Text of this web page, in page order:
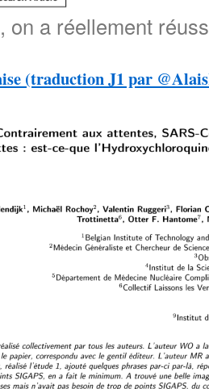
on a réellement
(traduction J1 par